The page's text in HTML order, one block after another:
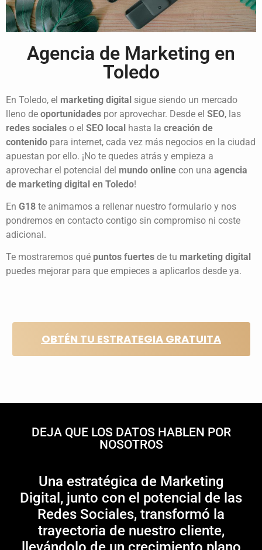
Agencia de Marketing en
Toledo
En Toledo, el marketing digital sigue siendo un mercado
lleno de oportunidades por aprovechar. Desde el SEO, las
redes sociales o el SEO local hasta la creación de
contenido para internet, cada vez más negocios en la ciudad
apuestan por ello. ¡No te quedes atrás y empieza a
aprovechar el potencial del mundo online con una agencia
de marketing digital en Toledo!
En G18 te animamos a rellenar nuestro formulario y nos
pondremos en contacto contigo sin compromiso ni coste
adicional.
Te mostraremos qué puntos fuertes de tu marketing digital
puedes mejorar para que empieces a aplicarlos desde ya.
OBTÉN TU ESTRATEGIA GRATUITA
DEJA QUE LOS DATOS HABLEN POR
NOSOTROS
Una estratégica de Marketing
Digital, junto con el potencial de las
Redes Sociales, transformó la
trayectoria de nuestro cliente,